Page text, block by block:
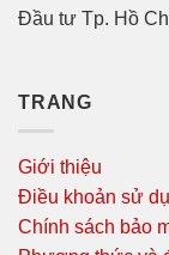
Đầu tư Tp. Hồ
TRANG
Giới thiệu
Điều khoản sử
Chính sách bảo